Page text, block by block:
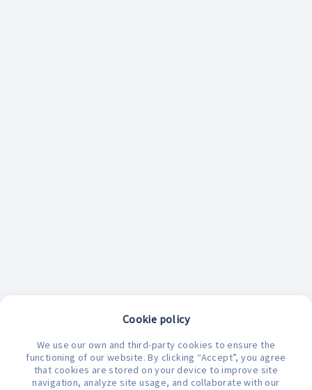
Cookie policy
We use our own and third-party cookies to ensure the
functioning of our website. By clicking “Accept”, you agree
that cookies are stored on your device to improve site
navigation, analyze site usage, and collaborate with our